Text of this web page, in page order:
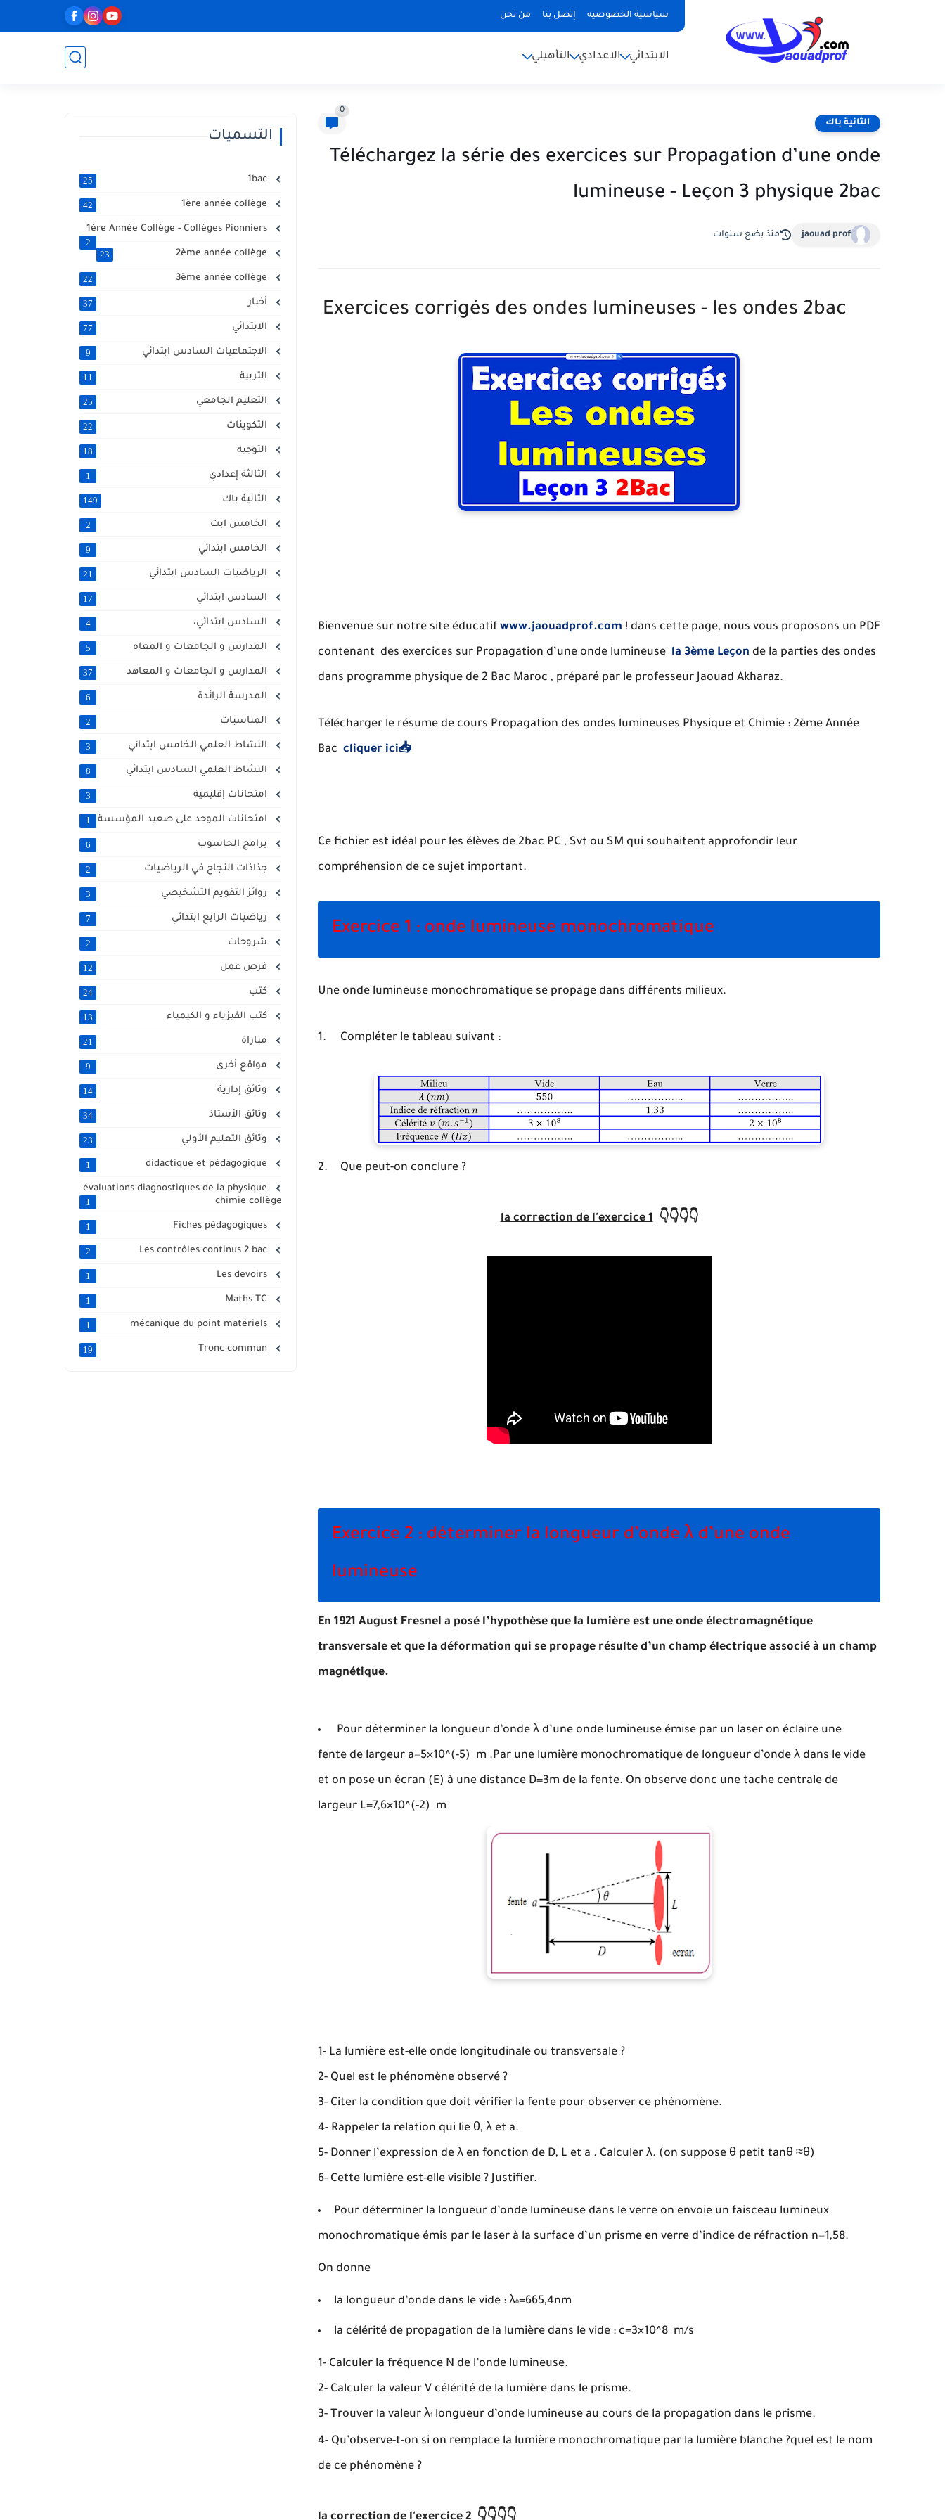
سياسية الخصوصيه إتصل بنا من نحن
الابتدائي الاعدادي التأهيلي
الثانية باك
0
Téléchargez la série des exercices sur Propagation d’une onde
lumineuse - Leçon 3 physique 2bac
jaouad prof منذ بضع سنوات
Exercices corrigés des ondes lumineuses - les ondes 2bac
Bienvenue sur notre site éducatif www.jaouadprof.com ! dans cette page, nous vous proposons un PDF
contenant des exercices sur Propagation d’une onde lumineuse la 3ème Leçon de la parties des ondes
dans programme physique de 2 Bac Maroc , préparé par le professeur Jaouad Akharaz.
Télécharger le résume de cours Propagation des ondes lumineuses Physique et Chimie : 2ème Année
Bac cliquer ici📥
Ce fichier est idéal pour les élèves de 2bac PC , Svt ou SM qui souhaitent approfondir leur
compréhension de ce sujet important.
Exercice 1 : onde lumineuse monochromatique
Une onde lumineuse monochromatique se propage dans différents milieux.
1. Compléter le tableau suivant :
2. Que peut-on conclure ?
la correction de l'exercice 1👇👇👇👇
Exercice 2 : déterminer la longueur d’onde λ d’une onde
lumineuse
En 1921 August Fresnel a posé l’hypothèse que la lumière est une onde électromagnétique
transversale et que la déformation qui se propage résulte d’un champ électrique associé à un champ
magnétique.
Pour déterminer la longueur d’onde λ d’une onde lumineuse émise par un laser on éclaire une
fente de largeur a=5×10^(-5) m .Par une lumière monochromatique de longueur d’onde λ dans le vide
et on pose un écran (E) à une distance D=3m de la fente. On observe donc une tache centrale de
largeur L=7,6×10^(-2) m
1- La lumière est-elle onde longitudinale ou transversale ?
2- Quel est le phénomène observé ?
3- Citer la condition que doit vérifier la fente pour observer ce phénomène.
4- Rappeler la relation qui lie θ, λ et a.
5- Donner l’expression de λ en fonction de D, L et a . Calculer λ. (on suppose θ petit tanθ ≈θ)
6- Cette lumière est-elle visible ? Justifier.
Pour déterminer la longueur d’onde lumineuse dans le verre on envoie un faisceau lumineux
monochromatique émis par le laser à la surface d’un prisme en verre d’indice de réfraction n=1,58.
On donne
la longueur d’onde dans le vide : λ0=665,4nm
la célérité de propagation de la lumière dans le vide : c=3×10^8 m/s
1- Calculer la fréquence N de l’onde lumineuse.
2- Calculer la valeur V célérité de la lumière dans le prisme.
3- Trouver la valeur λ1 longueur d’onde lumineuse au cours de la propagation dans le prisme.
4- Qu’observe-t-on si on remplace la lumière monochromatique par la lumière blanche ?quel est le nom
de ce phénomène ?
la correction de l'exercice 2 👇👇👇👇
التسميات
1bac
25
42
1ère Année Collège - Collèges Pionniers
2
23
22
أخبار 37
الابتدائي 77
الاجتماعيات السادس ابتدائي 9
التربية 11
التعليم الجامعي 25
التكوينات 22
التوجيه 18
الثالثة إعدادي 1
الثانية باك 149
الخامس ابت 2
الخامس ابتدائي 9
الرياضيات السادس ابتدائي 21
السادس ابتدائي 17
السادس ابتدائي، 4
المدارس و الجامعات و المعاه 5
المدارس و الجامعات و المعاهد 37
المدرسة الرائدة 6
المناسبات 2
النشاط العلمي الخامس ابتدائي 3
النشاط العلمي السادس ابتدائي 8
امتحانات إقليمية 3
امتحانات الموحد على صعيد المؤسسة 1
برامج الحاسوب 6
جذاذات النجاح في الرياضيات 2
روائز التقويم التشخيصي 3
رياضيات الرابع ابتدائي 7
شروحات 2
فرص عمل 12
كتب 24
كتب الفيزياء و الكيمياء 13
مباراة 21
مواقع أخرى 9
وثائق إدارية 14
وثائق الأستاذ 34
وثائق التعليم الأولي 23
1
évaluations diagnostiques de la physique
chimie collège
1
Fiches pédagogiques
1
Les contrôles continus 2 bac
2
Les devoirs
1
1
mécanique du point matériels
1
19